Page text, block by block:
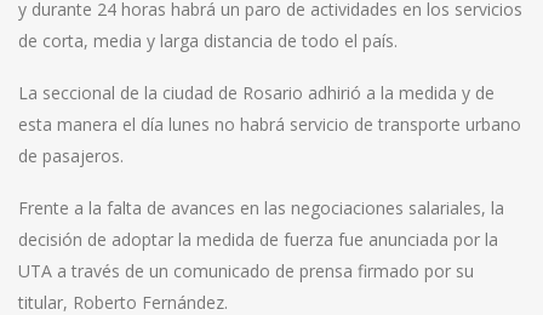
y durante 24 horas habrá un paro de actividades en los servicios
de corta, media y larga distancia de todo el país.
La seccional de la ciudad de Rosario adhirió a la medida y de
esta manera el día lunes no habrá servicio de transporte urbano
de pasajeros.
Frente a la falta de avances en las negociaciones salariales, la
decisión de adoptar la medida de fuerza fue anunciada por la
UTA a través de un comunicado de prensa firmado por su
titular, Roberto Fernández.